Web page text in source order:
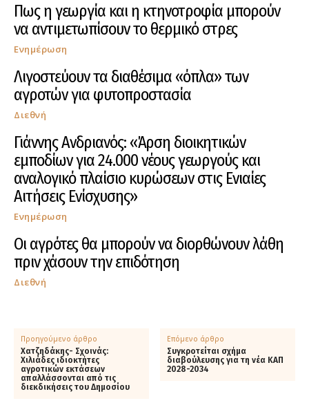
Πως η γεωργία και η κτηνοτροφία μπορούν
να αντιμετωπίσουν το θερμικό στρες
Ενημέρωση
Λιγοστεύουν τα διαθέσιμα «όπλα» των
αγροτών για φυτοπροστασία
Διεθνή
Γιάννης Ανδριανός: «Άρση διοικητικών
εμποδίων για 24.000 νέους γεωργούς και
αναλογικό πλαίσιο κυρώσεων στις Ενιαίες
Αιτήσεις Ενίσχυσης»
Ενημέρωση
Οι αγρότες θα μπορούν να διορθώνουν λάθη
πριν χάσουν την επιδότηση
Διεθνή
Προηγούμενο άρθρο
Χατζηδάκης- Σχοινάς:
Χιλιάδες ιδιοκτήτες
αγροτικών εκτάσεων
απαλλάσσονται από τις
διεκδικήσεις του Δημοσίου
Επόμενο άρθρο
Συγκροτείται σχήμα
διαβούλευσης για τη νέα ΚΑΠ
2028-2034